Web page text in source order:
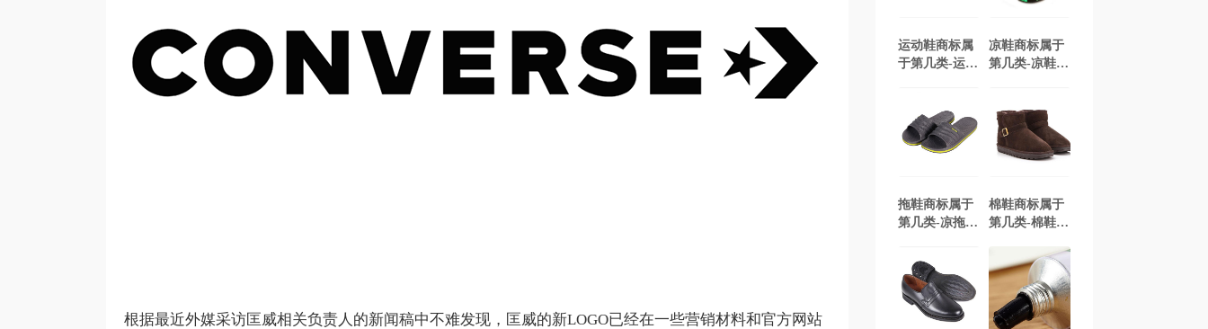
根据最近外媒采访匡威相关负责人的新闻稿中不难发现，匡威的新LOGO已经在一些营销材料和官方网站
运动鞋商标属
于第几类-运动
「商标分类」
凉鞋商标属于
第几类-凉鞋商
分类」
拖鞋商标属于
第几类-凉拖鞋
哪一类？「商
标分类」
棉鞋商标属于
第几类-棉鞋商
一类？「商标
分类」